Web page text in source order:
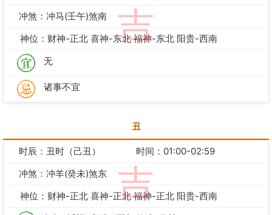
吉
冲煞：冲马(壬午)煞南
神位：财神-正北 喜神-东北 福神-东北 阳贵-西南
无
诸事不宜
丑
吉
时辰：丑时（己丑）
时间：01:00-02:59
冲煞：冲羊(癸未)煞东
神位：财神-正北 喜神-正北 福神-正北 阳贵-西南